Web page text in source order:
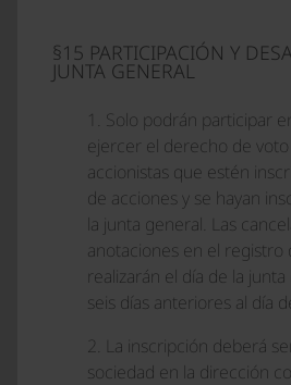
§15 PARTICIPACIÓN Y
JUNTA GENERAL
1. Solo podrán participar
ejercer el derecho de
accionistas que estén
de acciones y se hayan
la junta general. Las
anotaciones en el registro
realizarán el día de la
seis días anteriores al día
2. La inscripción deberá
sociedad en la dirección